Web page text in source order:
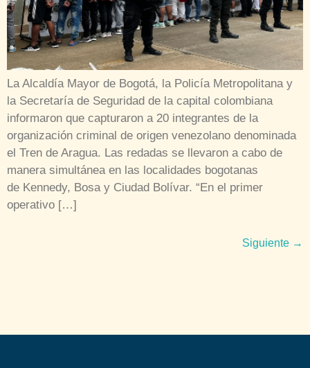
La Alcaldía Mayor de Bogotá, la Policía Metropolitana y
la Secretaría de Seguridad de la capital colombiana
informaron que capturaron a 20 integrantes de la
organización criminal de origen venezolano denominada
el Tren de Aragua. Las redadas se llevaron a cabo de
manera simultánea en las localidades bogotanas
de Kennedy, Bosa y Ciudad Bolívar. “En el primer
operativo […]
Siguiente →